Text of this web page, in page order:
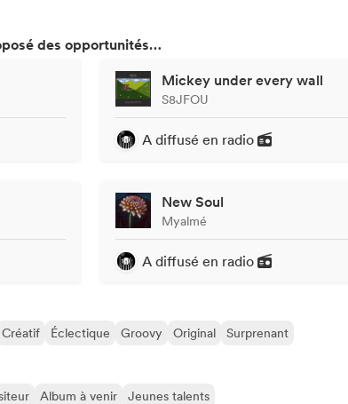
des opportunités…
Mickey under every wall
S8JFOU
A diffusé en radio
New Soul
Myalmé
A diffusé en radio
Créatif Éclectique Groovy Original Surprenant
Album à venir Jeunes talents